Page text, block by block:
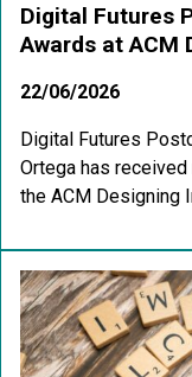
Digital Futures
Awards at ACM
22/06/2026
Digital Futures
Ortega has
the ACM Designing